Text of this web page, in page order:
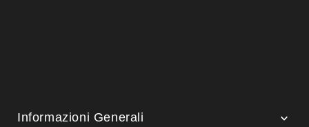
Informazioni Generali
